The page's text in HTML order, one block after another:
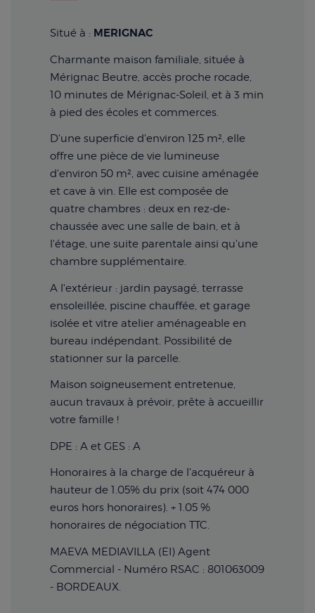
Situé à : MERIGNAC
Charmante maison familiale, située à
Mérignac Beutre, accès proche rocade,
10 minutes de Mérignac-Soleil, et à 3 min
à pied des écoles et commerces.
D'une superficie d'environ 125 m², elle
offre une pièce de vie lumineuse
d'environ 50 m², avec cuisine aménagée
et cave à vin. Elle est composée de
quatre chambres : deux en rez-de-
chaussée avec une salle de bain, et à
l'étage, une suite parentale ainsi qu'une
chambre supplémentaire.
A l'extérieur : jardin paysagé, terrasse
ensoleillée, piscine chauffée, et garage
isolée et vitre atelier aménageable en
bureau indépendant. Possibilité de
stationner sur la parcelle.
Maison soigneusement entretenue,
aucun travaux à prévoir, prête à accueillir
votre famille !
DPE : A et GES : A
Honoraires à la charge de l'acquéreur à
hauteur de 1.05% du prix (soit 474 000
euros hors honoraires). + 1.05 %
honoraires de négociation TTC.
MAEVA MEDIAVILLA (EI) Agent
Commercial - Numéro RSAC : 801063009
- BORDEAUX.